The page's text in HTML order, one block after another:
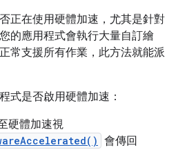
正在使用硬體加速，尤其是針對
的應用程式會執行大量自訂繪
常支援所有作業，此方法就能派
式是否啟用硬體加速：
硬體加速視
會傳回